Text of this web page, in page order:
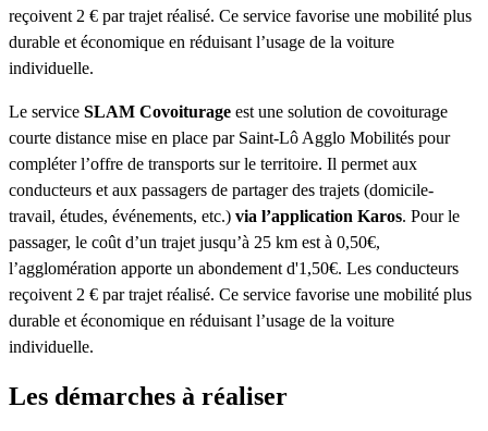
reçoivent 2 € par trajet réalisé. Ce service favorise une mobilité plus
durable et économique en réduisant l’usage de la voiture
individuelle.
Le service SLAM Covoiturage est une solution de covoiturage
courte distance mise en place par Saint-Lô Agglo Mobilités pour
compléter l’offre de transports sur le territoire. Il permet aux
conducteurs et aux passagers de partager des trajets (domicile-
travail, études, événements, etc.) via l’application Karos. Pour le
passager, le coût d’un trajet jusqu’à 25 km est à 0,50€,
l’agglomération apporte un abondement d'1,50€. Les conducteurs
reçoivent 2 € par trajet réalisé. Ce service favorise une mobilité plus
durable et économique en réduisant l’usage de la voiture
individuelle.
Les démarches à réaliser